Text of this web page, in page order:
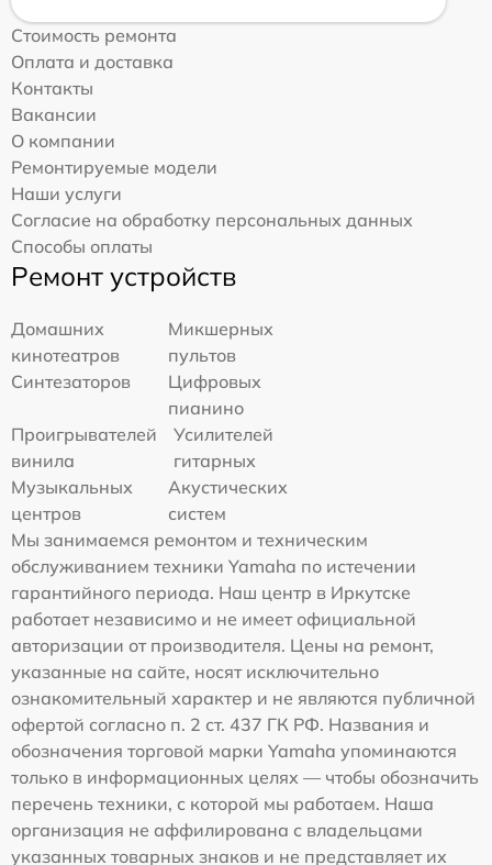
Стоимость ремонта
Оплата и доставка
Контакты
Вакансии
О компании
Ремонтируемые модели
Наши услуги
Согласие на обработку персональных данных
Способы оплаты
Ремонт устройств
Домашних
кинотеатров
Микшерных
пультов
Синтезаторов
Цифровых
пианино
Проигрывателей
винила
Усилителей
гитарных
Музыкальных
центров
Акустических
систем
Мы занимаемся ремонтом и техническим
обслуживанием техники Yamaha по истечении
гарантийного периода. Наш центр в Иркутске
работает независимо и не имеет официальной
авторизации от производителя. Цены на ремонт,
указанные на сайте, носят исключительно
ознакомительный характер и не являются публичной
офертой согласно п. 2 ст. 437 ГК РФ. Названия и
обозначения торговой марки Yamaha упоминаются
только в информационных целях — чтобы обозначить
перечень техники, с которой мы работаем. Наша
организация не аффилирована с владельцами
указанных товарных знаков и не представляет их